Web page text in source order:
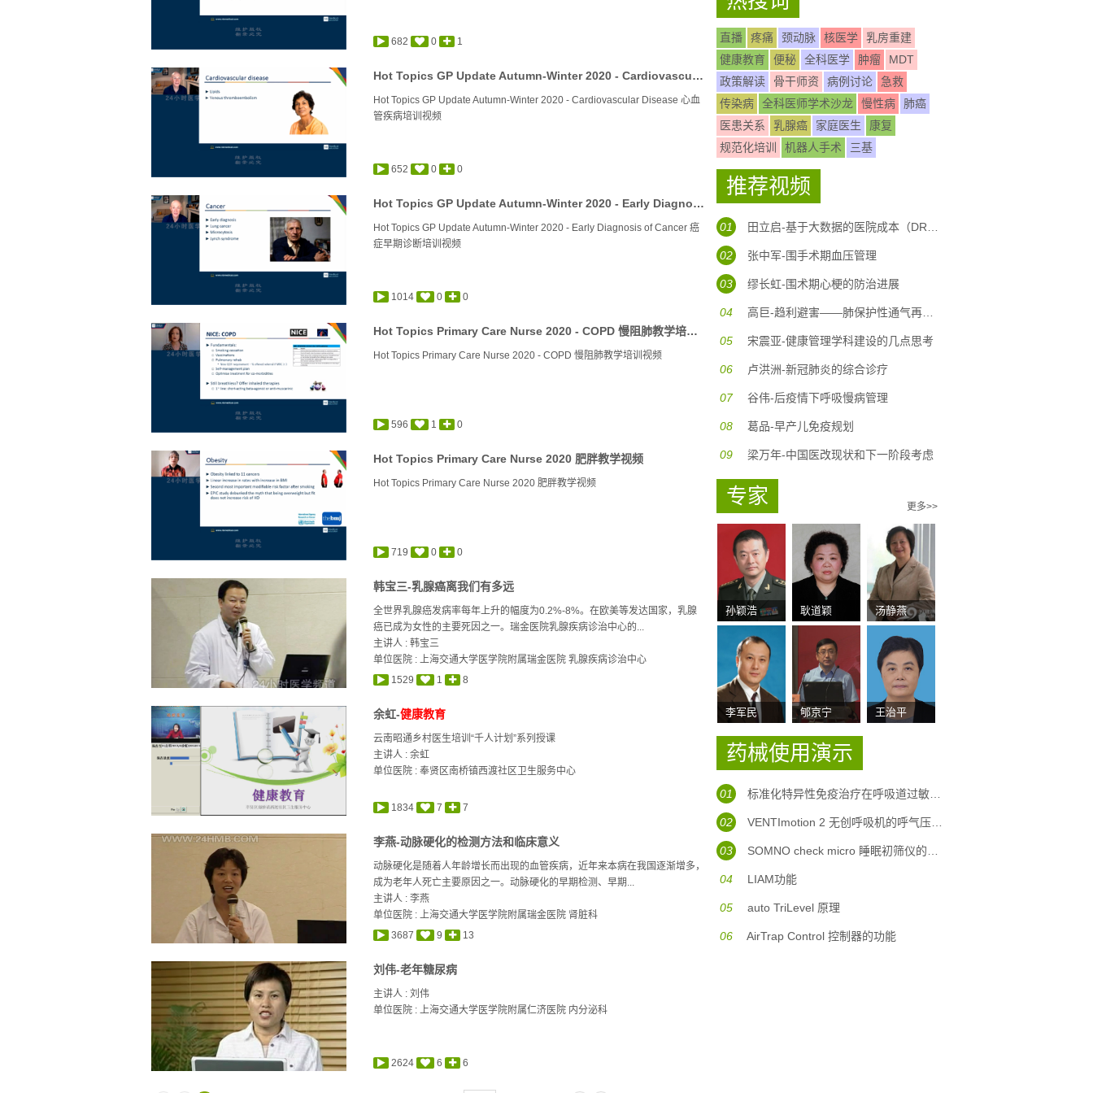
682 0 1
Hot Topics GP Update Autumn-Winter 2020 - Cardiovascular Disease 心血管疾病培训视频
Hot Topics GP Update Autumn-Winter 2020 - Cardiovascular Disease 心血
管疾病培训视频
652 0 0
Hot Topics GP Update Autumn-Winter 2020 - Early Diagnosis of Cancer 癌症早期诊断培训视频
Hot Topics GP Update Autumn-Winter 2020 - Early Diagnosis of Cancer 癌
症早期诊断培训视频
1014 0 0
Hot Topics Primary Care Nurse 2020 - COPD 慢阻肺教学培训视频
Hot Topics Primary Care Nurse 2020 - COPD 慢阻肺教学培训视频
596 1 0
Hot Topics Primary Care Nurse 2020 肥胖教学视频
Hot Topics Primary Care Nurse 2020 肥胖教学视频
719 0 0
韩宝三-乳腺癌离我们有多远
全世界乳腺癌发病率每年上升的幅度为0.2%-8%。在欧美等发达国家，乳腺
癌已成为女性的主要死因之一。瑞金医院乳腺疾病诊治中心的...
主讲人 : 韩宝三
单位医院 : 上海交通大学医学院附属瑞金医院 乳腺疾病诊治中心
1529
1 8
余虹-健康教育
云南昭通乡村医生培训“千人计划”系列授课
主讲人 : 余虹
单位医院 : 奉贤区南桥镇西渡社区卫生服务中心
1834 7 7
李燕-动脉硬化的检测方法和临床意义
动脉硬化是随着人年龄增长而出现的血管疾病，近年来本病在我国逐渐增多，
成为老年人死亡主要原因之一。动脉硬化的早期检测、早期...
主讲人 : 李燕
单位医院 : 上海交通大学医学院附属瑞金医院 肾脏科
3687
9 13
刘伟-老年糖尿病
主讲人 : 刘伟
单位医院 : 上海交通大学医学院附属仁济医院 内分泌科
2624 6 6
直播 疼痛 颈动脉 核医学
乳房重建
健康教育
便秘 全科医学 肿瘤
MDT
政策解读
骨干师资 病例讨论
急救
传染病
全科医师学术沙龙 慢性病
肺癌
医患关系
乳腺癌 家庭医生
康复
规范化培训
机器人手术 三基
推荐视频
01 田立启-基于大数据的医院成本（DRG DIP)核算体系构建
02 张中军-围手术期血压管理
03 缪长虹-围术期心梗的防治进展
04 高巨-趋利避害——肺保护性通气再认识
05 宋震亚-健康管理学科建设的几点思考
06 卢洪洲-新冠肺炎的综合诊疗
07 谷伟-后疫情下呼吸慢病管理
08 葛品-早产儿免疫规划
09 梁万年-中国医改现状和下一阶段考虑
专家 更多>>
孙颖浩 耿道颖 汤静燕
李军民 郇京宁 王治平
药械使用演示
01 标准化特异性免疫治疗在呼吸道过敏性疾病中的应用
02 VENTImotion 2 无创呼吸机的呼气压力坡度调整
03 SOMNO check micro 睡眠初筛仪的使用
04 LIAM功能
05 auto TriLevel 原理
06 AirTrap Control 控制器的功能